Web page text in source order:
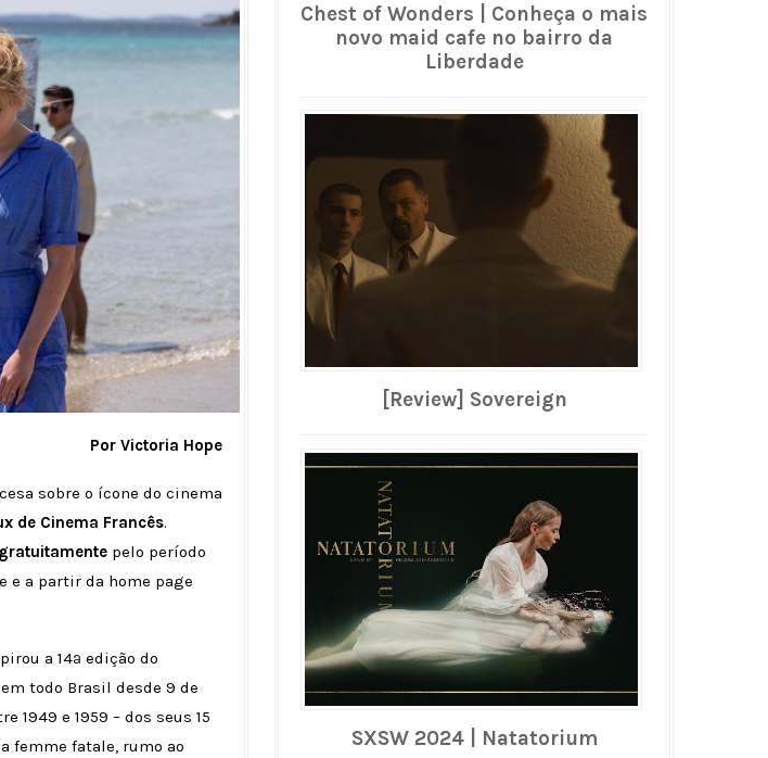
Por Victoria Hope
sobre o ícone do cinema
de Cinema Francês.
pelo período
e a partir da home page
a 14ª edição do
todo Brasil desde 9 de
1949 e 1959 – dos seus 15
femme fatale, rumo ao
Chest of Wonders | Conheça o mais
novo maid cafe no bairro da
Liberdade
[Review] Sovereign
SXSW 2024 | Natatorium